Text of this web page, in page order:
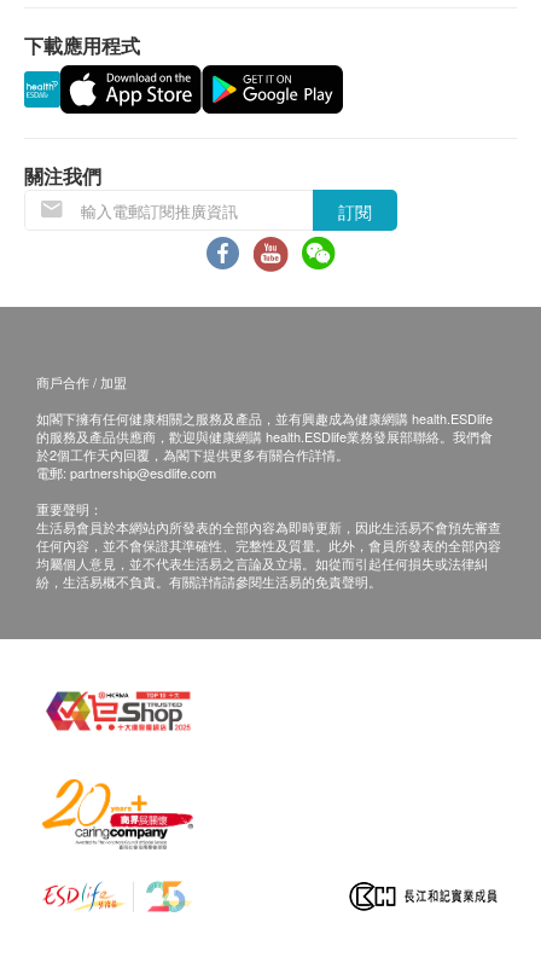
保用條款：
所有貨品一年保養（不包括濾芯、配件）
濾芯一經拆封使用過後，恕無法辦理退貨。
本安裝是不包括減壓閥之費用）
當顧客收取已訂購之貨品時，有責任檢查貨品是否
如有其他損壞或遺漏查詢，顧客必須保留有效收據
正本，並於送貨後3個工作天內按下列方式聯絡健
康網購health.ESDlife客戶服務部跟進。
電郵: support@esdlife.com / 健康網購
health.ESDlife客服熱線: (852) 3151-2288
下載應用程式
關注我們
訂閱
商戶合作 / 加盟
如閣下擁有任何健康相關之服務及產品，並有興趣成為健康網購 health.ESDlife
的服務及產品供應商，歡迎與健康網購 health.ESDlife業務發展部聯絡。我們會
於2個工作天內回覆，為閣下提供更多有關合作詳情。
電郵: partnership@esdlife.com
重要聲明：
生活易會員於本網站內所發表的全部內容為即時更新，因此生活易不會預先審查
任何內容，並不會保證其準確性、完整性及質量。此外，會員所發表的全部內容
均屬個人意見，並不代表生活易之言論及立場。如從而引起任何損失或法律糾
紛，生活易概不負責。有關詳情請參閱生活易的免責聲明。